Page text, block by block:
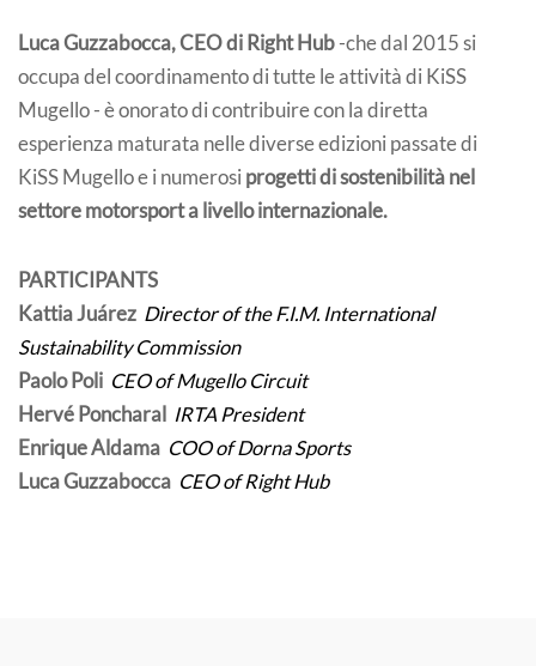
Luca Guzzabocca, CEO di Right Hub-che dal 2015 si
occupa del coordinamento di tutte le attività di KiSS
Mugello - è onorato di contribuire con la diretta
esperienza maturata nelle diverse edizioni passate di
KiSS Mugello e i numerosi progetti di sostenibilità nel
settore motorsport a livello internazionale.
PARTICIPANTS
Kattia Juárez Director of the F.I.M. International
Sustainability Commission
Paolo Poli CEO of Mugello Circuit
Hervé Poncharal IRTA President
Enrique Aldama COO of Dorna Sports
Luca Guzzabocca CEO of Right Hub